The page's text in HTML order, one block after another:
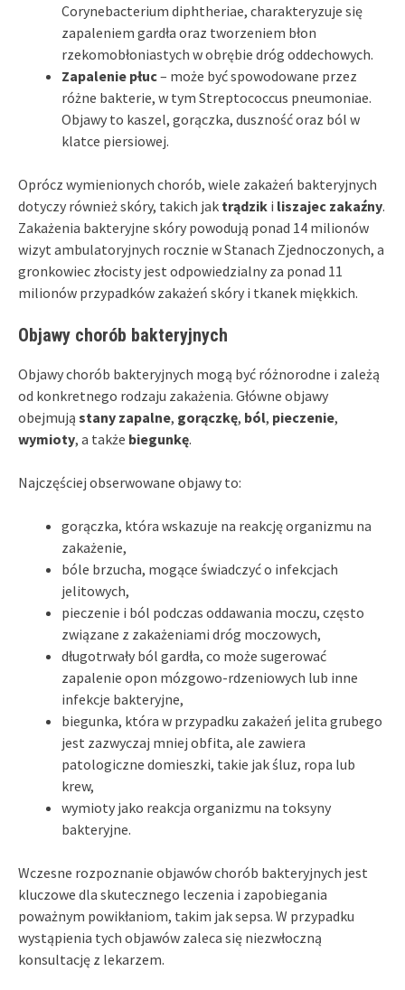
Corynebacterium diphtheriae, charakteryzuje się
zapaleniem gardła oraz tworzeniem błon
rzekomobłoniastych w obrębie dróg oddechowych.
Zapalenie płuc– może być spowodowane przez
różne bakterie, w tym Streptococcus pneumoniae.
Objawy to kaszel, gorączka, duszność oraz ból w
klatce piersiowej.
Oprócz wymienionych chorób, wiele zakażeń bakteryjnych
dotyczy również skóry, takich jak trądzik i liszajec zakaźny.
Zakażenia bakteryjne skóry powodują ponad 14 milionów
wizyt ambulatoryjnych rocznie w Stanach Zjednoczonych, a
gronkowiec złocisty jest odpowiedzialny za ponad 11
milionów przypadków zakażeń skóry i tkanek miękkich.
Objawy chorób bakteryjnych
Objawy chorób bakteryjnych mogą być różnorodne i zależą
od konkretnego rodzaju zakażenia. Główne objawy
obejmują stany zapalne, gorączkę, ból, pieczenie,
wymioty, a także biegunkę.
Najczęściej obserwowane objawy to:
gorączka, która wskazuje na reakcję organizmu na
zakażenie,
bóle brzucha, mogące świadczyć o infekcjach
jelitowych,
pieczenie i ból podczas oddawania moczu, często
związane z zakażeniami dróg moczowych,
długotrwały ból gardła, co może sugerować
zapalenie opon mózgowo-rdzeniowych lub inne
infekcje bakteryjne,
biegunka, która w przypadku zakażeń jelita grubego
jest zazwyczaj mniej obfita, ale zawiera
patologiczne domieszki, takie jak śluz, ropa lub
krew,
wymioty jako reakcja organizmu na toksyny
bakteryjne.
Wczesne rozpoznanie objawów chorób bakteryjnych jest
kluczowe dla skutecznego leczenia i zapobiegania
poważnym powikłaniom, takim jak sepsa. W przypadku
wystąpienia tych objawów zaleca się niezwłoczną
konsultację z lekarzem.